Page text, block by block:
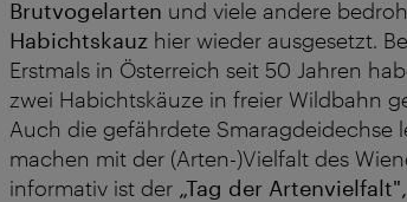
Brutvogelarten und viele andere
Habichtskauz hier wieder ausgesetzt.
Erstmals in Österreich seit 50 Jahren
zwei Habichtskäuze in freier Wildbahn
Auch die gefährdete Smaragdeidechse
machen mit der (Arten-)Vielfalt des
informativ ist der „Tag der Artenvielfalt",